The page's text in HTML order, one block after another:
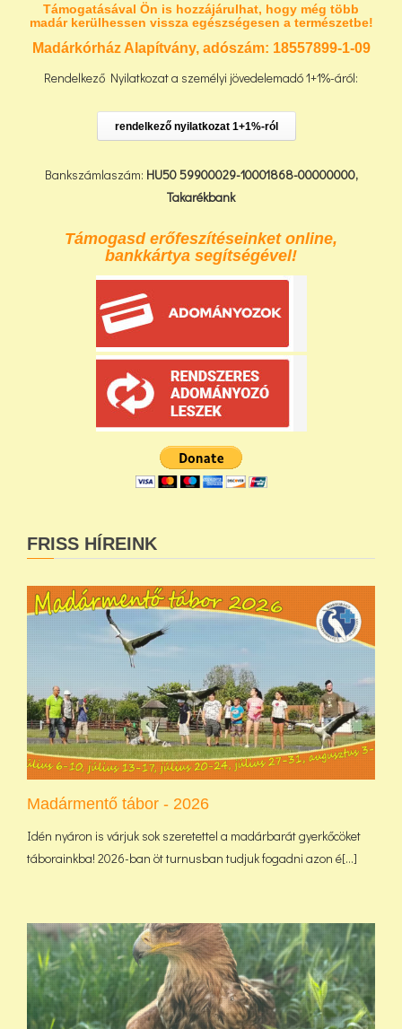
Támogatásával Ön is hozzájárulhat, hogy még több
madár kerülhessen vissza egészségesen a természetbe!
Madárkórház Alapítvány, adószám: 18557899-1-09
Rendelkező Nyilatkozat a személyi jövedelemadó 1+1%-áról:
rendelkező nyilatkozat 1+1%-ról
Bankszámlaszám: HU50 59900029-10001868-00000000,
Takarékbank
Támogasd erőfeszítéseinket online,
bankkártya segítségével!
FRISS HÍREINK
Madármentő tábor - 2026
Idén nyáron is várjuk sok szeretettel a madárbarát gyerkőcöket
táborainkba! 2026-ban öt turnusban tudjuk fogadni azon é[...]